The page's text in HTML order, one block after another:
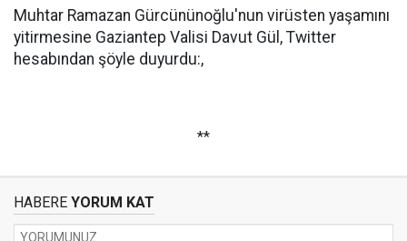
Muhtar Ramazan Gürcününoğlu'nun virüsten yaşamını
yitirmesine Gaziantep Valisi Davut Gül, Twitter
hesabından şöyle duyurdu:,
**
HABERE YORUM KAT